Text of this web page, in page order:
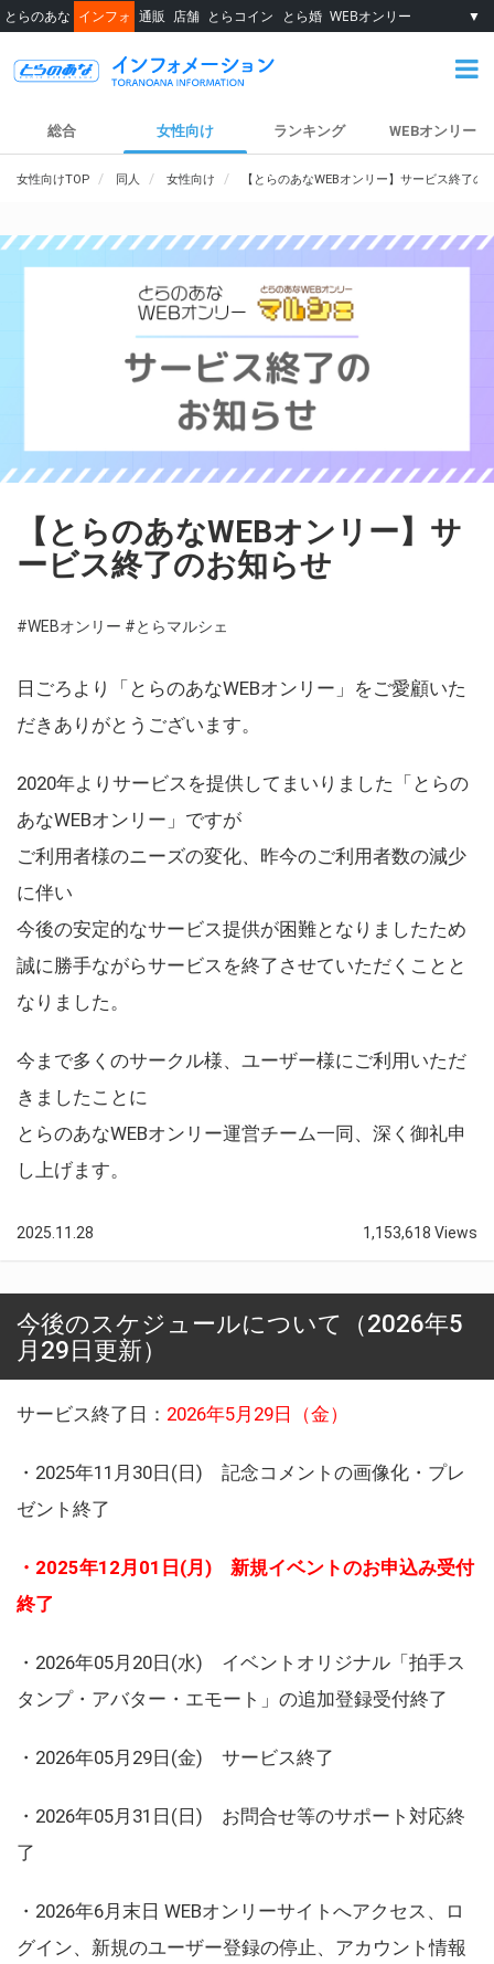
とらのあな インフォ 通販 店舗 とらコイン とら婚 WEBオンリー ▼
総合 女性向け ランキング WEBオンリー
女性向けTOP 同人 女性向け 【とらのあなWEBオンリー】サービス終了の
【とらのあなWEBオンリー】サ
ービス終了のお知らせ
#WEBオンリー #とらマルシェ
日ごろより「とらのあなWEBオンリー」をご愛顧いた
だきありがとうございます。
2020年よりサービスを提供してまいりました「とらの
あなWEBオンリー」ですが
ご利用者様のニーズの変化、昨今のご利用者数の減少
に伴い
今後の安定的なサービス提供が困難となりましたため
誠に勝手ながらサービスを終了させていただくことと
なりました。
今まで多くのサークル様、ユーザー様にご利用いただ
きましたことに
とらのあなWEBオンリー運営チーム一同、深く御礼申
し上げます。
2025.11.28 1,153,618 Views
今後のスケジュールについて（2026年5
月29日更新）
サービス終了日： 2026年5月29日（金）
・2025年11月30日(日) 記念コメントの画像化・プレ
ゼント終了
・2025年12月01日(月) 新規イベントのお申込み受付
終了
・2026年05月20日(水) イベントオリジナル「拍手ス
タンプ・アバター・エモート」の追加登録受付終了
・2026年05月29日(金) サービス終了
・2026年05月31日(日) お問合せ等のサポート対応終
了
・2026年6月末日 WEBオンリーサイトへアクセス、ロ
グイン、新規のユーザー登録の停止、アカウント情報